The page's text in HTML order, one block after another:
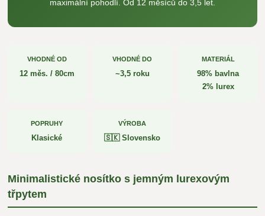
maximální pohodlí. Od 12 měsíců do 3,5 let.
VHODNÉ OD
12 měs. / 80cm
VHODNÉ DO
~3,5 roku
MATERIÁL
98% bavlna
2% lurex
POPRUHY
Klasické
VÝROBA
🇸🇰 Slovensko
Minimalistické nosítko s jemným lurexovým
třpytem